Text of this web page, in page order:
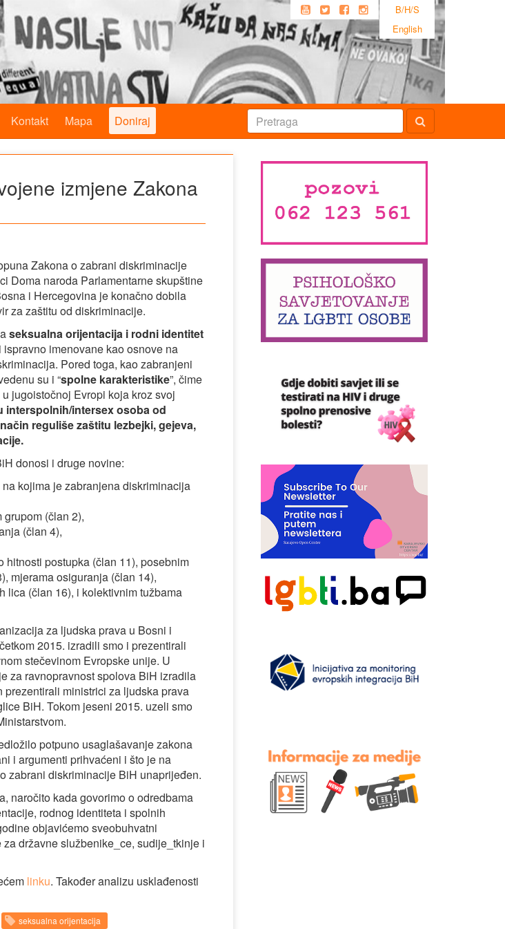
B/H/S
English
Kontakt Mapa Doniraj
izmjene Zakona
Zakona o zabrani diskriminacije
Doma naroda Parlamentarne skupštine
i Hercegovina je konačno dobila
za zaštitu od diskriminacije.
seksualna orijentacija i rodni identitet
imenovane kao osnove na
Pored toga, kao zabranjeni
su i “spolne karakteristike”, čime
jugoistočnoj Evropi koja kroz svoj
interspolnih/intersex osoba od
reguliše zaštitu lezbejki, gejeva,
donosi i druge novine:
kojima je zabranjena diskriminacija
(član 2),
(član 4),
postupka (član 11), posebnim
mjerama osiguranja (član 14),
lica (član 16), i kolektivnim tužbama
za ljudska prava u Bosni i
2015. izradili smo i prezentirali
stečevinom Evropske unije. U
za ravnopravnost spolova BiH izradila
prezentirali ministrici za ljudska prava
BiH. Tokom jeseni 2015. uzeli smo
potpuno usaglašavanje zakona
i argumenti prihvaćeni i što je na
zabrani diskriminacije BiH unaprijeđen.
naročito kada govorimo o odredbama
rodnog identiteta i spolnih
objavićemo sveobuhvatni
državne službenike_ce, sudije_tkinje i
linku. Također analizu usklađenosti
seksualna orijentacija